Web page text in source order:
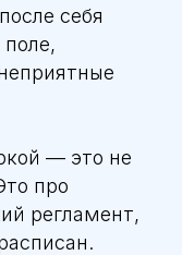
себя
— это не
про
регламент,